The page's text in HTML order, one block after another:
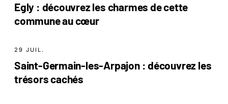
Egly : découvrez les charmes de cette
commune au cœur
29 JUIL.
Saint-Germain-les-Arpajon : découvrez les
trésors cachés